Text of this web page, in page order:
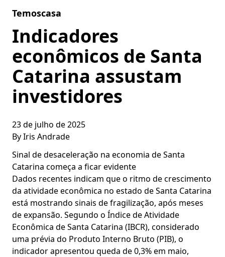
Temoscasa
Indicadores
econômicos de Santa
Catarina assustam
investidores
23 de julho de 2025
ByIris Andrade
Sinal de desaceleração na economia de Santa
Catarina começa a ficar evidente
Dados recentes indicam que o ritmo de crescimento
da atividade econômica no estado de Santa Catarina
está mostrando sinais de fragilização, após meses
de expansão. Segundo o Índice de Atividade
Econômica de Santa Catarina (IBCR), considerado
uma prévia do Produto Interno Bruto (PIB), o
indicador apresentou queda de 0,3% em maio,